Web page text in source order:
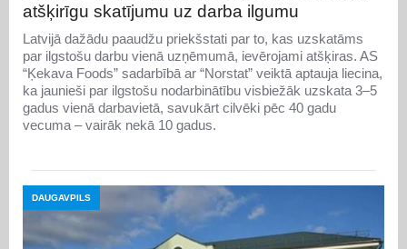
atšķirīgu skatījumu uz darba ilgumu
Latvijā dažādu paaudžu priekšstati par to, kas uzskatāms
par ilgstošu darbu vienā uzņēmumā, ievērojami atšķiras. AS
“Ķekava Foods” sadarbībā ar “Norstat” veiktā aptauja liecina,
ka jaunieši par ilgstošu nodarbinātību visbiežāk uzskata 3–5
gadus vienā darbavietā, savukārt cilvēki pēc 40 gadu
vecuma – vairāk nekā 10 gadus.
DAUGAVPILS